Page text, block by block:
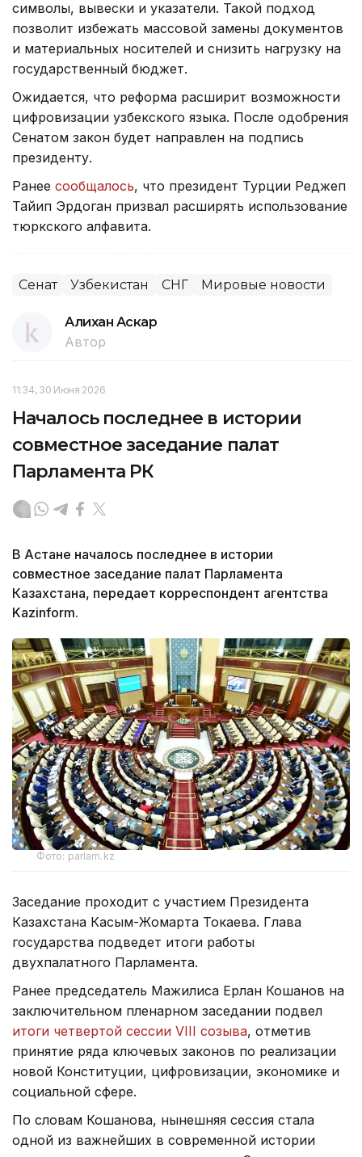
символы, вывески и указатели. Такой подход
позволит избежать массовой замены документов
и материальных носителей и снизить нагрузку на
государственный бюджет.
Ожидается, что реформа расширит возможности
цифровизации узбекского языка. После одобрения
Сенатом закон будет направлен на подпись
президенту.
Ранее сообщалось, что президент Турции Реджеп
Тайип Эрдоган призвал расширять использование
тюркского алфавита.
Сенат Узбекистан СНГ Мировые новости
Алихан Аскар
Автор
11:34, 30 Июня 2026
Началось последнее в истории
совместное заседание палат
Парламента РК
В Астане началось последнее в истории
совместное заседание палат Парламента
Казахстана, передает корреспондент агентства
Kazinform.
Фото: parlam.kz
Заседание проходит с участием Президента
Казахстана Касым-Жомарта Токаева. Глава
государства подведет итоги работы
двухпалатного Парламента.
Ранее председатель Мажилиса Ерлан Кошанов на
заключительном пленарном заседании подвел
итоги четвертой сессии VIII созыва, отметив
принятие ряда ключевых законов по реализации
новой Конституции, цифровизации, экономике и
социальной сфере.
По словам Кошанова, нынешняя сессия стала
одной из важнейших в современной истории